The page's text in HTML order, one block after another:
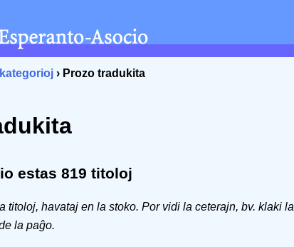
kategorioj › Prozo tradukita
estas 819 titoloj
titoloj, havataj en la stoko. Por vidi la ceterajn, bv. klaki la
la paĝo.